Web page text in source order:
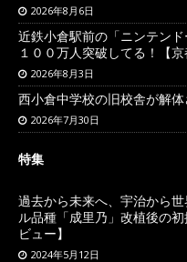
2026年8月6日
近鉄小倉駅前の「ニンテン
１００万人突破してる！【京
2026年8月3日
西小倉中学校の旧校舎が解体
2026年7月30日
特集
過去から未来へ、宇治から
ル品種「成里乃」改植後の
ビュー】
2024年5月12日